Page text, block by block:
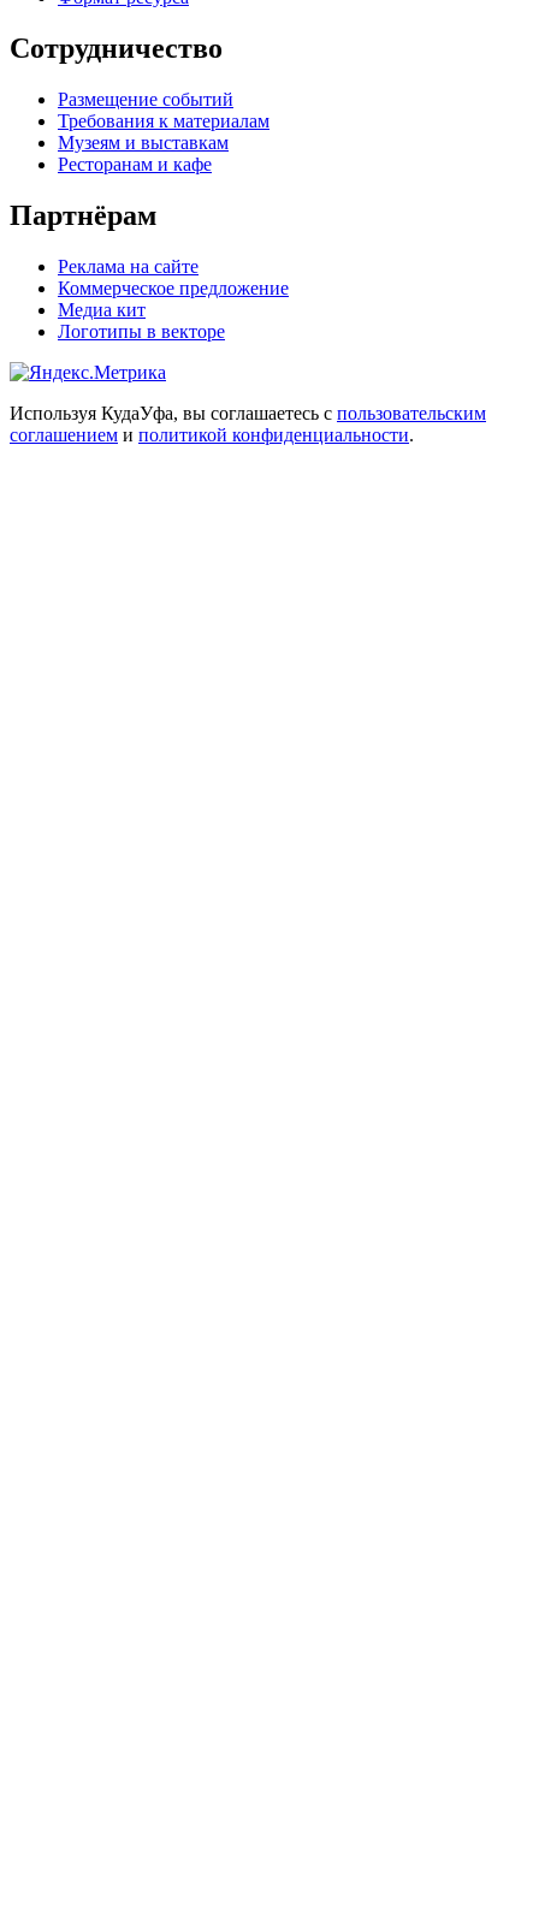
Сотрудничество
Размещение событий
Требования к материалам
Музеям и выставкам
Ресторанам и кафе
Партнёрам
Реклама на сайте
Коммерческое предложение
Медиа кит
Логотипы в векторе
Используя КудаУфа, вы соглашаетесь с пользовательским
соглашением и политикой конфиденциальности.